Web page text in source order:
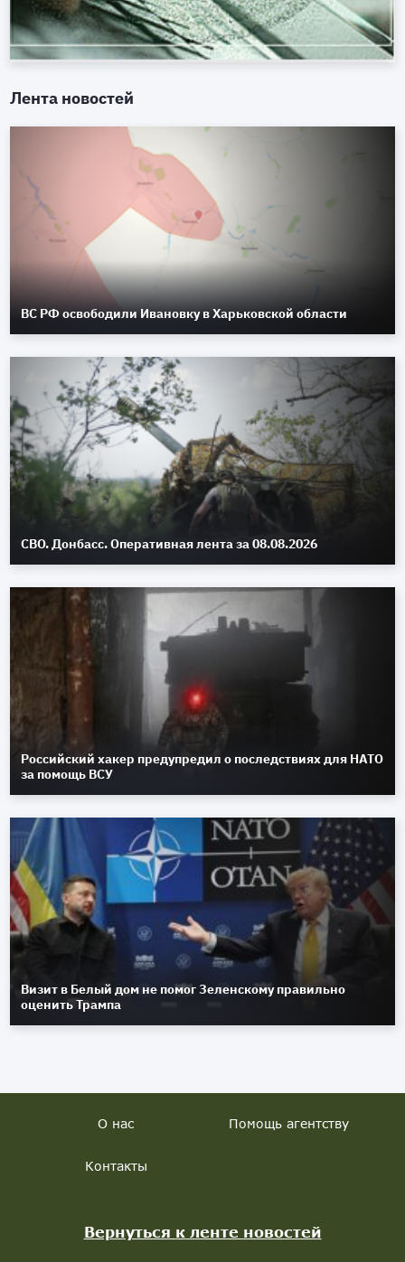
Лента новостей
ВС РФ освободили Ивановку в Харьковской области
СВО. Донбасс. Оперативная лента за 08.08.2026
Российский хакер предупредил о последствиях для НАТО
за помощь ВСУ
Визит в Белый дом не помог Зеленскому правильно
оценить Трампа
О нас Помощь агентству
Контакты
Вернуться к ленте новостей